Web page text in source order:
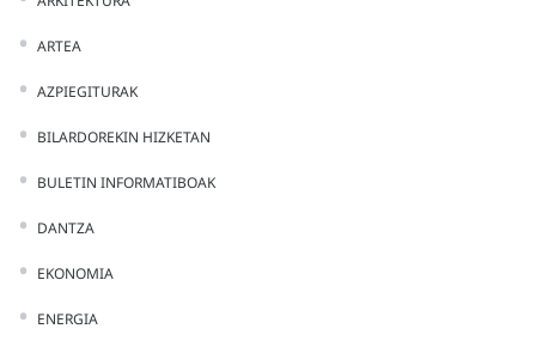
ARTEA
AZPIEGITURAK
BILARDOREKIN HIZKETAN
BULETIN INFORMATIBOAK
DANTZA
EKONOMIA
ENERGIA